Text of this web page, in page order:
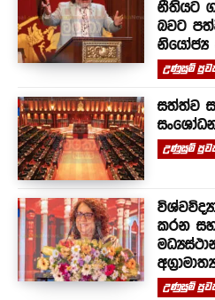
නීතියට
බවට
නියෝජ්‍ය
උණුසුම්
සත්ත්ව
උණුසුම්
කරන
උණුසුම්